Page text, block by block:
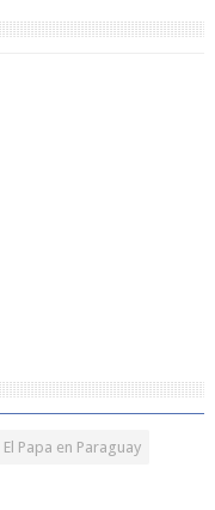
El Papa en Paraguay